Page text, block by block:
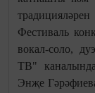
Фестиваль
вокал-соло,
ТВ"
Энҗе